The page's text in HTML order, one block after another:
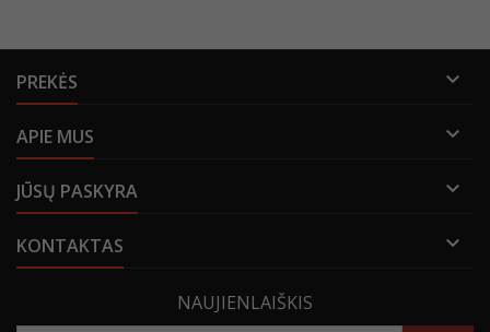
PREKĖS 
APIE MUS 
JŪSŲ PASKYRA 
KONTAKTAS 
NAUJIENLAIŠKIS